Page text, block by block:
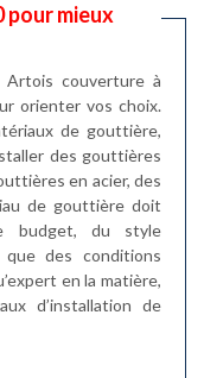
pour mieux
Artois couverture à
orienter vos choix.
de gouttière,
des gouttières
en acier, des
de gouttière doit
budget, du style
des conditions
en la matière,
d’installation de